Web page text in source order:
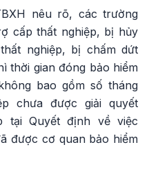
nêu rõ, các trường
cấp thất nghiệp, bị hủy
nghiệp, bị chấm dứt
thời gian đóng bảo hiểm
bao gồm số tháng
chưa được giải quyết
tại Quyết định về việc
được cơ quan bảo hiểm